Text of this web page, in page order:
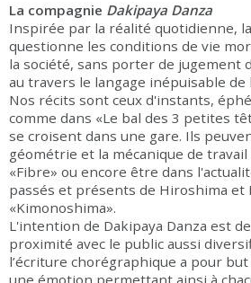
La compagnie Dakipaya Danza
Inspirée par la réalité quotidienne,
questionne les conditions de vie
la société, sans porter de jugement
au travers le langage inépuisable de
Nos récits sont ceux d'instants,
comme dans «Le bal des 3 petites
se croisent dans une gare. Ils
géométrie et la mécanique de
«Fibre» ou encore être dans
passés et présents de Hiroshima et
«Kimonoshima».
L'intention de Dakipaya Danza est
proximité avec le public aussi
l’écriture chorégraphique a pour